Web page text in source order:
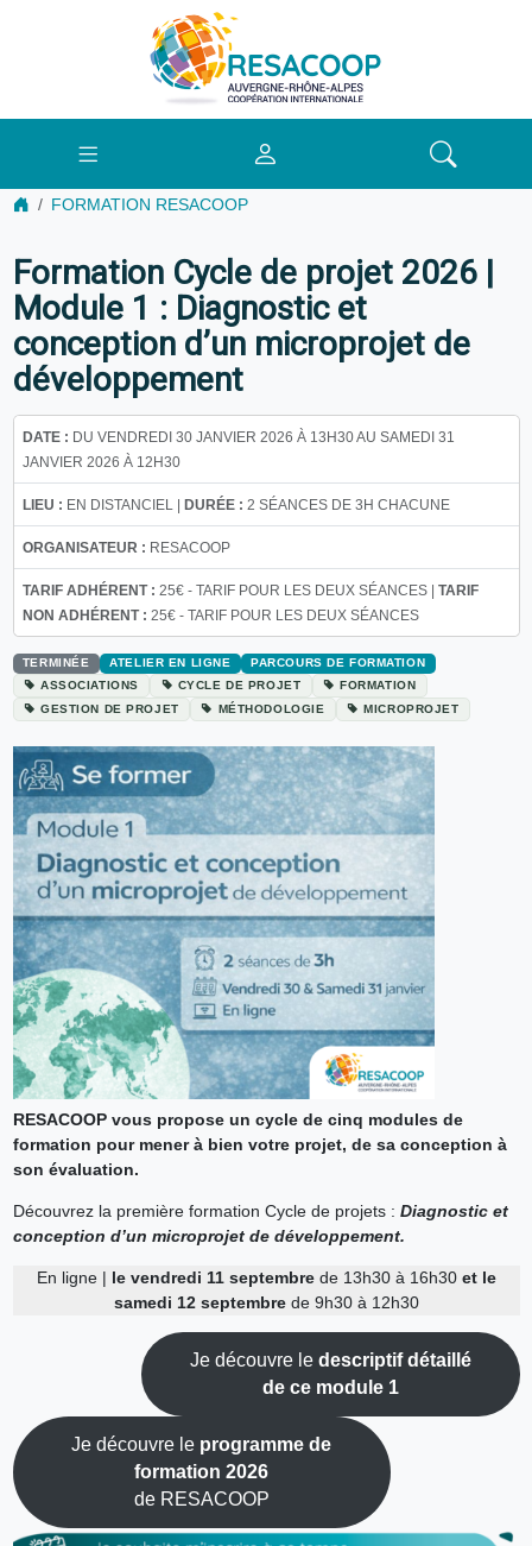
FORMATION RESACOOP
Formation Cycle de projet 2026 |
Module 1 : Diagnostic et
conception d’un microprojet de
développement
DATE : DU VENDREDI 30 JANVIER 2026 À 13H30 AU SAMEDI 31
JANVIER 2026 À 12H30
LIEU : EN DISTANCIEL | DURÉE : 2 SÉANCES DE 3H CHACUNE
ORGANISATEUR : RESACOOP
TARIF ADHÉRENT : 25€ - TARIF POUR LES DEUX SÉANCES | TARIF
NON ADHÉRENT : 25€ - TARIF POUR LES DEUX SÉANCES
TERMINÉE ATELIER EN LIGNE
PARCOURS DE FORMATION
ASSOCIATIONS
CYCLE DE PROJET
FORMATION
GESTION DE PROJET
MÉTHODOLOGIE MICROPROJET
RESACOOP vous propose un cycle de cinq modules de
formation pour mener à bien votre projet, de sa conception à
son évaluation.
Découvrez la première formation Cycle de projets : Diagnostic et
conception d’un microprojet de développement.
En ligne | le vendredi 11 septembre de 13h30 à 16h30 et le
samedi 12 septembre de 9h30 à 12h30
Je découvre le descriptif détaillé
de ce module 1
Je découvre le programme de
formation 2026
de RESACOOP